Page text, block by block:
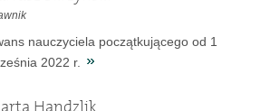
nauczyciela początkującego od 1
2022 r.
Handzlik